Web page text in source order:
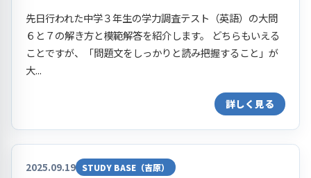
先日行われた中学３年生の学力調査テスト（英語）の大問
６と７の解き方と模範解答を紹介します。 どちらもいえる
ことですが、「問題文をしっかりと読み把握すること」が
大...
詳しく見る
2025.09.19 STUDY BASE（吉原）